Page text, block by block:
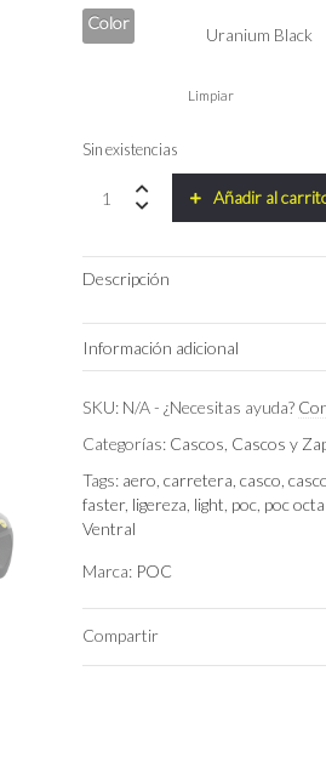
Color
Limpiar
Sin existencias
Octal
Mips
quantity
Añadir al
Descripción
Información adicional
Peso
Talla
Color
SKU: N/A-¿Necesitas ayuda?
Categorías: Cascos Cascos y
Tags: aero ,carretera ,casco ,
faster, ligereza light poc poc octal
Ventral
Marca: POC
Compartir